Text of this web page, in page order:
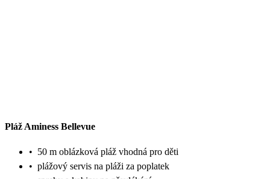
Pláž Aminess Bellevue
• 50 m oblázková pláž vhodná pro děti
• plážový servis na pláži za poplatek